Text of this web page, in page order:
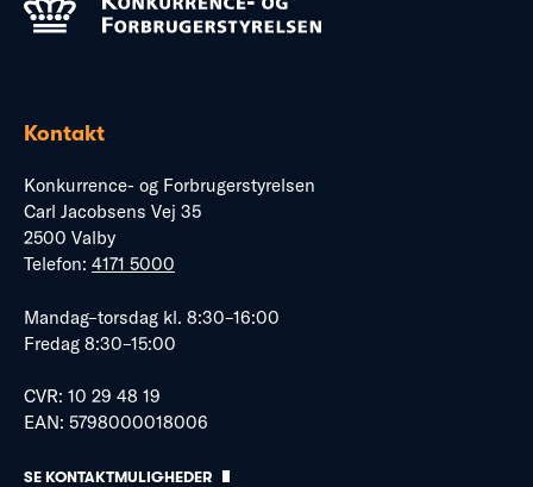
Kontakt
Konkurrence- og Forbrugerstyrelsen
Carl Jacobsens Vej 35
2500 Valby
Telefon: 4171 5000
Mandag–torsdag kl. 8:30–16:00
Fredag 8:30–15:00
CVR: 10 29 48 19
EAN: 5798000018006
SE KONTAKTMULIGHEDER